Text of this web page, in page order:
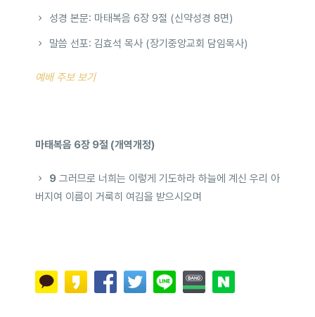
성경 본문: 마태복음 6장 9절 (신약성경 8면)
말씀 선포: 김효석 목사 (장기중앙교회 담임목사)
예배 주보 보기
마태복음 6장 9절 (개역개정)
9그러므로 너희는 이렇게 기도하라 하늘에 계신 우리 아
버지여 이름이 거룩히 여김을 받으시오며